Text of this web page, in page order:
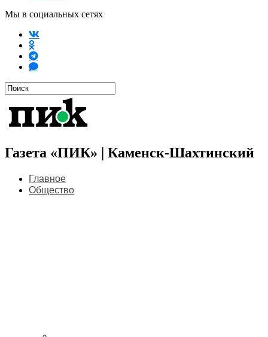
Мы в социальных сетях
Газета «ПИК» | Каменск-Шахтинский
Главное
Общество